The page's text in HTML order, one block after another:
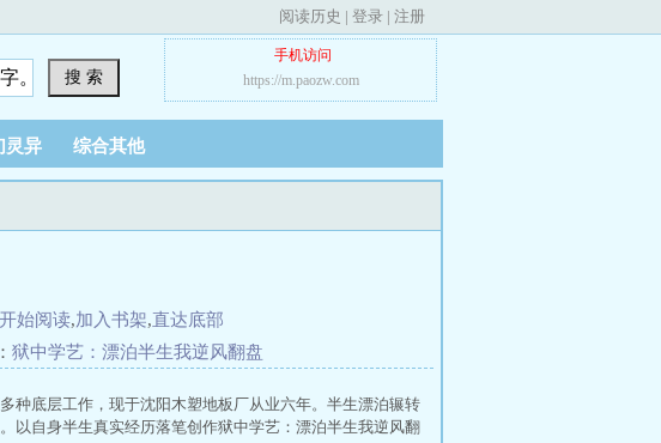
阅读历史 | 登录 | 注册
搜 索
手机访问
https://m.paozw.com
灵异 综合其他
开始阅读,加入书架,直达底部
狱中学艺：漂泊半生我逆风翻盘
种底层工作，现于沈阳木塑地板厂从业六年。半生漂泊辗转
以自身半生真实经历落笔创作狱中学艺：漂泊半生我逆风翻